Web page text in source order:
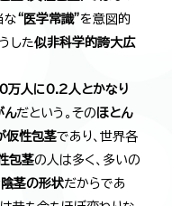
な“医学常識”を意図的
した似非科学的誇大広
万人に0.2人とかなり
んだという。そのほとん
仮性包茎であり、世界各
包茎の人は多く、多いの
茎の形状だからであ